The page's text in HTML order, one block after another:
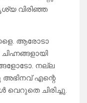
വിരിഞ്ഞ
ആരോടാ
നല്ല
അഭിനവ് എന്റെ
വെറുതെ ചിരിച്ചു.